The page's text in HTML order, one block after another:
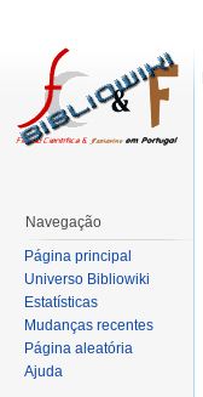
Navegação
Página principal
Universo Bibliowiki
Estatísticas
Mudanças recentes
Página aleatória
Ajuda